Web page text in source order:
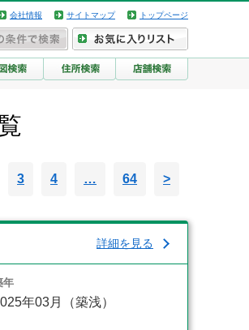
会社情報 サイトマップ トップページ
3 4 … 64 >
詳細を見る
年
年03月（築浅）